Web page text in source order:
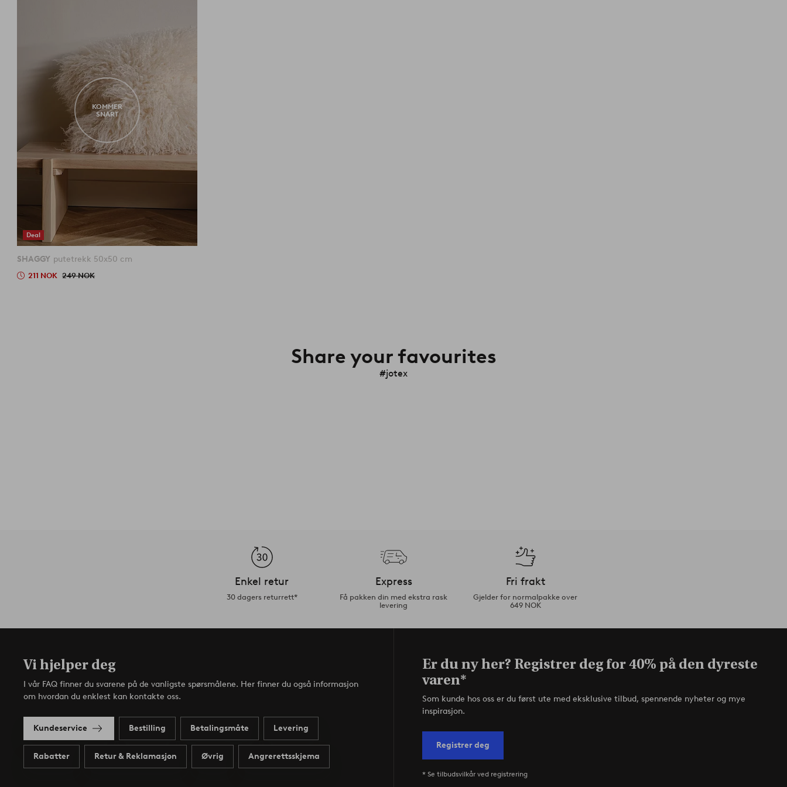
Deal
KOMMER
SNART
SHAGGY putetrekk 50x50 cm
211 NOK 249 NOK
Share your favourites
#jotex
Enkel retur
30 dagers returrett*
Express
Få pakken din med ekstra rask
levering
Fri frakt
Gjelder for normalpakke over
649 NOK
Vi hjelper deg
I vår FAQ finner du svarene på de vanligste spørsmålene. Her finner du også informasjon
om hvordan du enklest kan kontakte oss.
Kundeservice Bestilling Betalingsmåte Levering
Rabatter Retur & Reklamasjon Øvrig Angrerettsskjema
Er du ny her? Registrer deg for 40% på den dyreste
varen*
Som kunde hos oss er du først ute med eksklusive tilbud, spennende nyheter og mye
inspirasjon.
Registrer deg
* Se tilbudsvilkår ved registrering